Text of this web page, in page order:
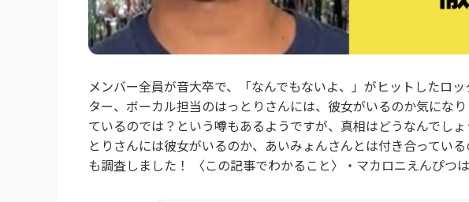
メンバー全員が音大卒で、「なんでもないよ、」がヒットしたロ
ター、ボーカル担当のはっとりさんには、彼女がいるのか気にな
ているのでは？という噂もあるようですが、真相はどうなんでし
とりさんには彼女がいるのか、あいみょんさんとは付き合ってい
も調査しました！ 〈この記事でわかること〉・マカロニえんぴつ